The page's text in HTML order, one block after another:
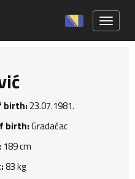
birth: 23.07.1981.
birth:Gradačac
189 cm
83 kg